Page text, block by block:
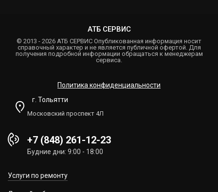
АТБ СЕРВИС
© 2013 - 2026 АТБ СЕРВИС Опубликованная информация носит
справочный характер и не является публичной офертой. Для
получения подробной информации обращаться к менеджерам
сервиса.
Политика конфиденциальности
г. Тольятти
Московский проспект 4Л
+7 (848) 261-12-23
Будние дни: 9:00 - 18:00
Услуги по ремонту